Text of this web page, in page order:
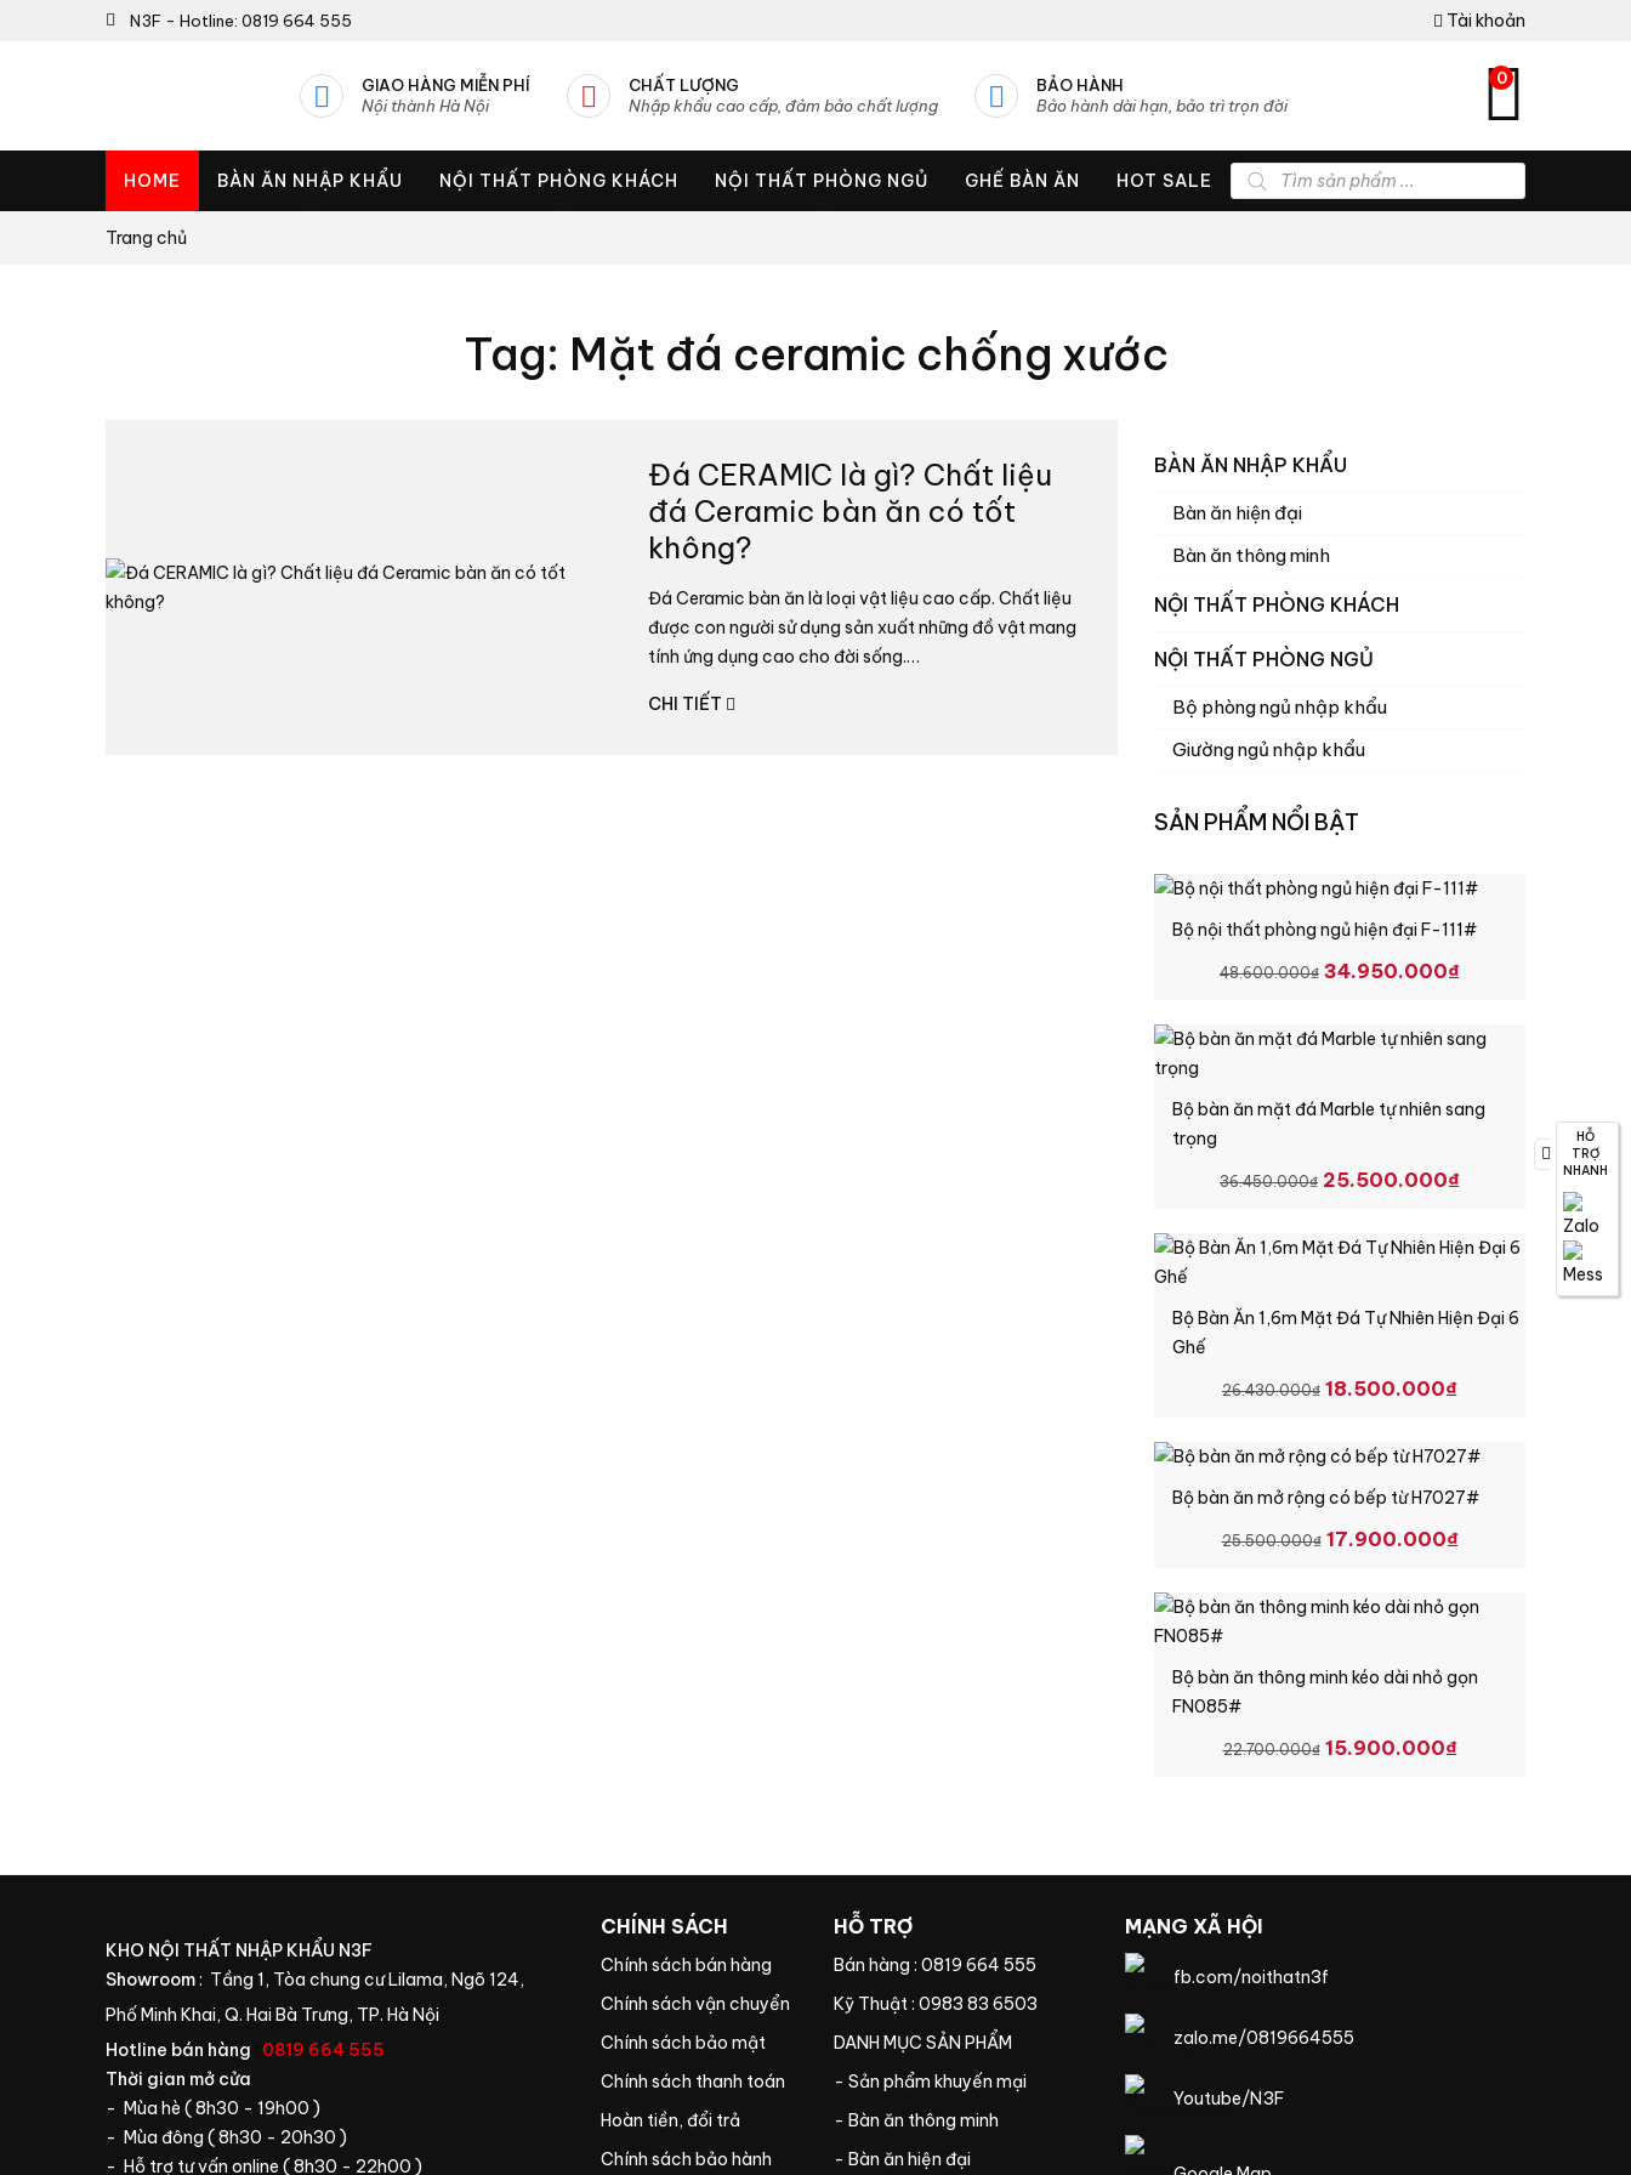
N3F - Hotline: 0819 664 555 Tài khoản
GIAO HÀNG MIỄN PHÍ
Nội thành Hà Nội
CHẤT LƯỢNG
Nhập khẩu cao cấp, đảm bảo chất lượng
BẢO HÀNH
Bảo hành dài hạn, bảo trì trọn đời
0
HOME BÀN ĂN NHẬP KHẨU NỘI THẤT PHÒNG KHÁCH NỘI THẤT PHÒNG NGỦ GHẾ BÀN ĂN HOT SALE Tìm
kiếm
sản
Trang chủ
Tag: Mặt đá ceramic chống xước
Đá CERAMIC là gì? Chất liệu
đá Ceramic bàn ăn có tốt
không?
Đá Ceramic bàn ăn là loại vật liệu cao cấp. Chất liệu
được con người sử dụng sản xuất những đồ vật mang
tính ứng dụng cao cho đời sống.…
CHI TIẾT
BÀN ĂN NHẬP KHẨU
Bàn ăn hiện đại
Bàn ăn thông minh
NỘI THẤT PHÒNG KHÁCH
NỘI THẤT PHÒNG NGỦ
Bộ phòng ngủ nhập khẩu
Giường ngủ nhập khẩu
SẢN PHẨM NỔI BẬT
Bộ nội thất phòng ngủ hiện đại F-111#
48.600.000₫ GIÁ
LÀ:
34.950.000₫GIÁ
Bộ bàn ăn mặt đá Marble tự nhiên sang
trọng
36.450.000₫ GIÁ
LÀ:
36.450.000₫.
25.500.000₫GIÁ
TẠI
LÀ:
25.500.000₫.
Bộ Bàn Ăn 1,6m Mặt Đá Tự Nhiên Hiện Đại 6
Ghế
26.430.000₫ GIÁ
LÀ:
18.500.000₫GIÁ
TẠI
18.500.000₫.
Bộ bàn ăn mở rộng có bếp từ H7027#
25.500.000₫ GIÁ
LÀ:
25.500.000₫.
17.900.000₫GIÁ
LÀ:
Bộ bàn ăn thông minh kéo dài nhỏ gọn
FN085#
22.700.000₫ GIÁ
15.900.000₫GIÁ
KHO NỘI THẤT NHẬP KHẨU N3F
Showroom: Tầng 1, Tòa chung cư Lilama, Ngõ 124,
Phố Minh Khai, Q. Hai Bà Trưng, TP. Hà Nội
Hotline bán hàng
0819 664 555
Thời gian mở cửa
- Mùa hè ( 8h30 - 19h00 )
- Mùa đông ( 8h30 - 20h30 )
- Hỗ trợ tư vấn online ( 8h30 - 22h00 )
CHÍNH SÁCH
Chính sách bán hàng
Chính sách vận chuyển
Chính sách bảo mật
Chính sách thanh toán
Hoàn tiền, đổi trả
Chính sách bảo hành
HỖ TRỢ
Bán hàng : 0819 664 555
Kỹ Thuật : 0983 83 6503
DANH MỤC SẢN PHẨM
- Sản phẩm khuyến mại
- Bàn ăn thông minh
- Bàn ăn hiện đại
MẠNG XÃ HỘI
fb.com/noithatn3f
zalo.me/0819664555
Youtube/N3F
HỖ
TRỢ
NHANH